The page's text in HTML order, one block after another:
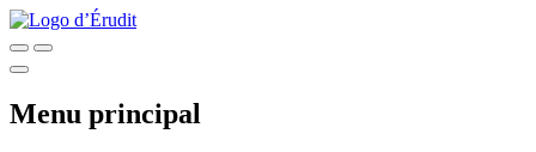
Menu principal